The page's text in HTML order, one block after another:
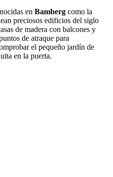
en Bamberg como la
preciosos edificios del siglo
de madera con balcones y
de atraque para
el pequeño jardín de
en la puerta.